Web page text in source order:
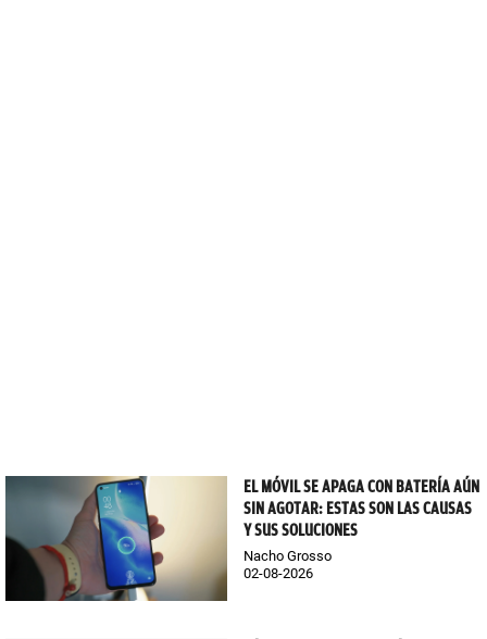
EL MÓVIL SE APAGA CON BATERÍA AÚN
SIN AGOTAR: ESTAS SON LAS CAUSAS
Y SUS SOLUCIONES
Nacho Grosso
02-08-2026